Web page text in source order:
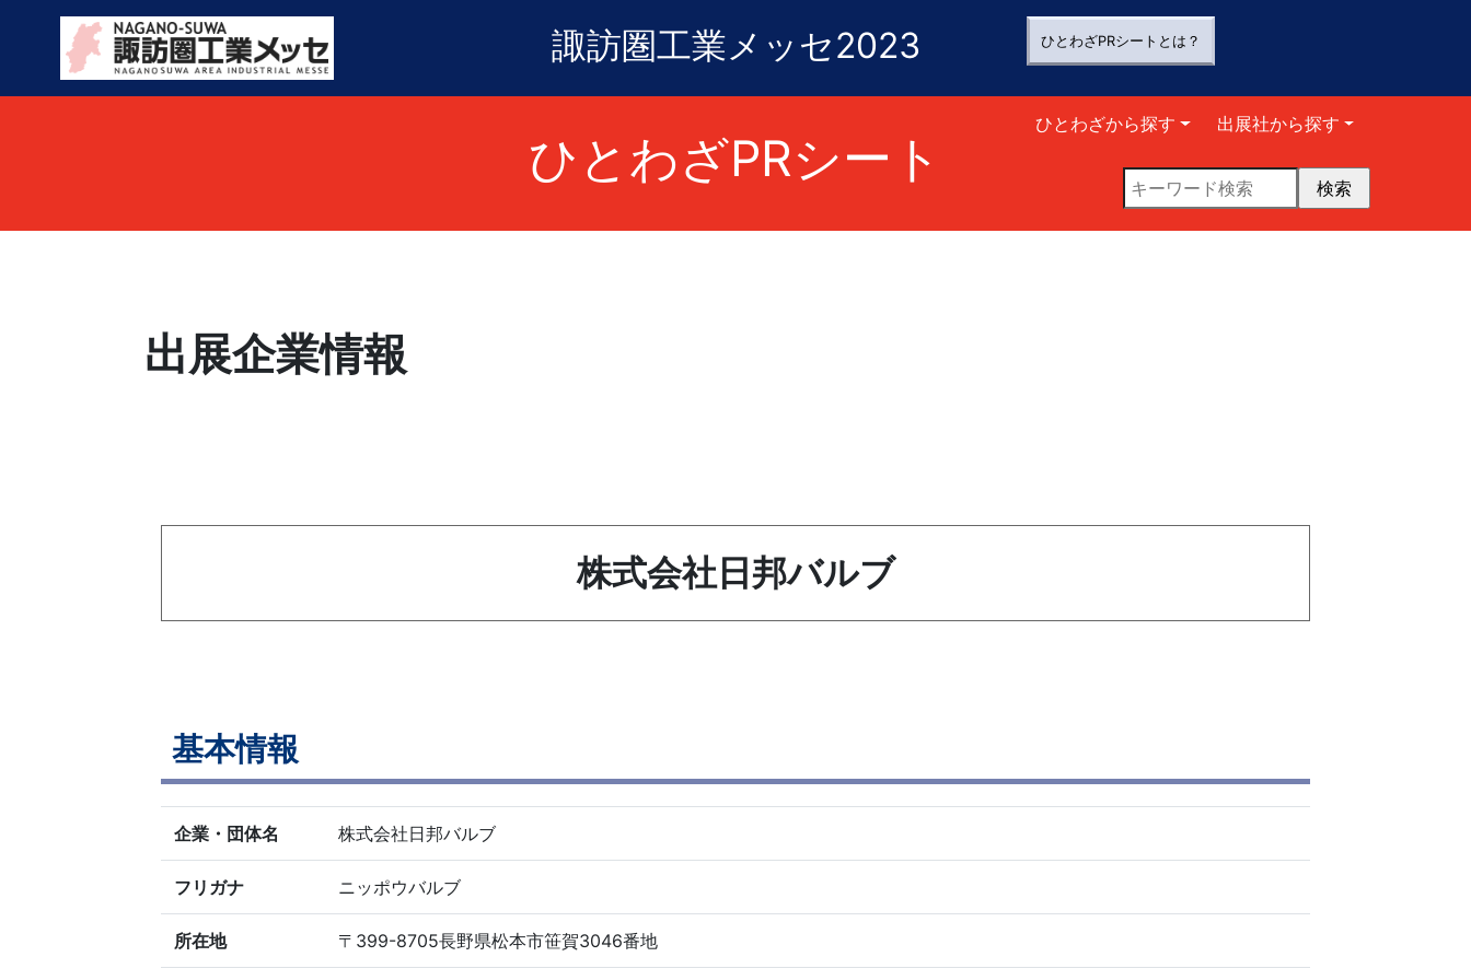
諏訪圏工業メッセ2023 ひとわざPRシートとは？
ひとわざPRシート
ひとわざから探す 出展社から探す
出展企業情報
株式会社日邦バルブ
基本情報
企業・団体名 株式会社日邦バルブ
フリガナ ニッポウバルブ
所在地 〒399-8705長野県松本市笹賀3046番地